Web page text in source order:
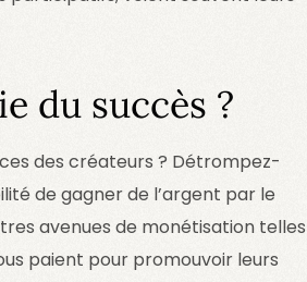
du succès ?
des créateurs ? Détrompez-
de gagner de l’argent par le
avenues de monétisation telles
paient pour promouvoir leurs